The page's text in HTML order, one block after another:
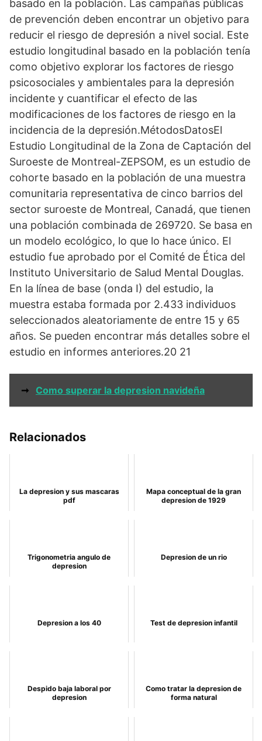
basado en la población. Las campañas públicas
de prevención deben encontrar un objetivo para
reducir el riesgo de depresión a nivel social. Este
estudio longitudinal basado en la población tenía
como objetivo explorar los factores de riesgo
psicosociales y ambientales para la depresión
incidente y cuantificar el efecto de las
modificaciones de los factores de riesgo en la
incidencia de la depresión.MétodosDatosEl
Estudio Longitudinal de la Zona de Captación del
Suroeste de Montreal-ZEPSOM, es un estudio de
cohorte basado en la población de una muestra
comunitaria representativa de cinco barrios del
sector suroeste de Montreal, Canadá, que tienen
una población combinada de 269720. Se basa en
un modelo ecológico, lo que lo hace único. El
estudio fue aprobado por el Comité de Ética del
Instituto Universitario de Salud Mental Douglas.
En la línea de base (onda I) del estudio, la
muestra estaba formada por 2.433 individuos
seleccionados aleatoriamente de entre 15 y 65
años. Se pueden encontrar más detalles sobre el
estudio en informes anteriores.20 21
➞ Como superar la depresion navideña
Relacionados
La depresion y sus mascaras
pdf
Mapa conceptual de la gran
depresion de 1929
Trigonometria angulo de
depresion
Depresion de un rio
Depresion a los 40 Test de depresion infantil
Despido baja laboral por
depresion
Como tratar la depresion de
forma natural